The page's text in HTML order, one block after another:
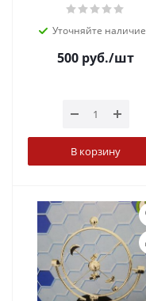
Уточняйте наличие
500 руб./шт
В корзину